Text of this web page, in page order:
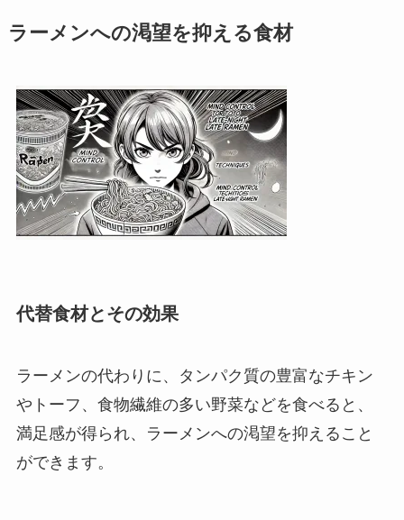
ラーメンへの渇望を抑える食材
代替食材とその効果
ラーメンの代わりに、タンパク質の豊富なチキン
やトーフ、食物繊維の多い野菜などを食べると、
満足感が得られ、ラーメンへの渇望を抑えること
ができます。